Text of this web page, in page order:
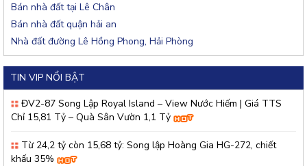
Bán nhà đất tại Lê Chân
Bán nhà đất quận hải an
Nhà đất đường Lê Hồng Phong, Hải Phòng
TIN VIP NỔI BẬT
ĐV2-87 Song Lập Royal Island – View Nước Hiếm | Giá TTS
Chỉ 15,81 Tỷ – Quà Sân Vườn 1,1 Tỷ
Từ 24,2 tỷ còn 15,68 tỷ: Song lập Hoàng Gia HG-272, chiết
khấu 35%